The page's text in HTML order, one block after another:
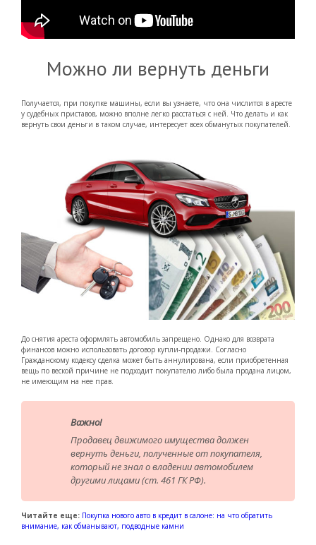
Можно ли вернуть деньги
Получается, при покупке машины, если вы узнаете, что она числится в аресте
у судебных приставов, можно вполне легко расстаться с ней. Что делать и как
вернуть свои деньги в таком случае, интересует всех обманутых покупателей.
До снятия ареста оформлять автомобиль запрещено. Однако для возврата
финансов можно использовать договор купли-продажи. Согласно
Гражданскому кодексу сделка может быть аннулирована, если приобретенная
вещь по веской причине не подходит покупателю либо была продана лицом,
не имеющим на нее прав.
Важно!
Продавец движимого имущества должен
вернуть деньги, полученные от покупателя,
который не знал о владении автомобилем
другими лицами (ст. 461 ГК РФ).
Читайте еще: Покупка нового авто в кредит в салоне: на что обратить
внимание, как обманывают, подводные камни